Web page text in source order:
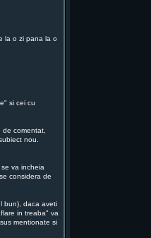
la o zi pana la o
si cei cu
comentat,
nou.
va incheia
considera de
bun), daca aveti
in treaba" va
mentionate si